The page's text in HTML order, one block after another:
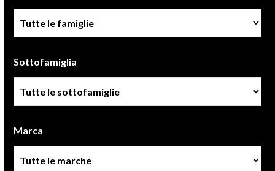
Sottofamiglia
Marca